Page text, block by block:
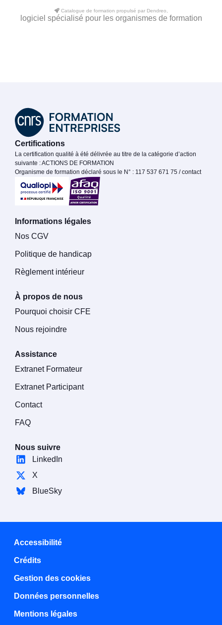
Catalogue de formation propulsé par Dendreo,
logiciel spécialisé pour les organismes de formation
Certifications
La certification qualité à été délivrée au titre de la catégorie d’action
suivante : ACTIONS DE FORMATION
Organisme de formation déclaré sous le N° : 117 537 671 75 / contact
Informations légales
Nos CGV
Politique de handicap
Règlement intérieur
À propos de nous
Pourquoi choisir CFE
Nous rejoindre
Assistance
Extranet Formateur
Extranet Participant
Contact
FAQ
Nous suivre
LinkedIn
X
BlueSky
Accessibilité
Crédits
Gestion des cookies
Données personnelles
Mentions légales